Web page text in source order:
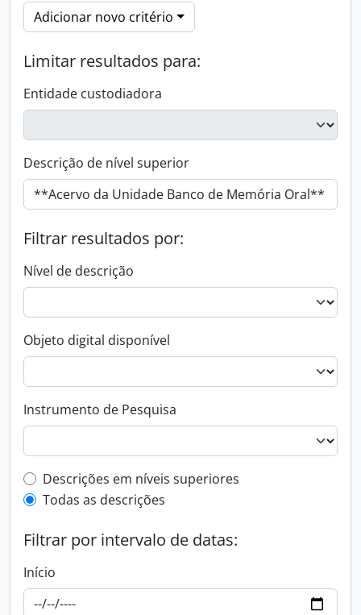
Adicionar novo critério
Limitar resultados para:
Entidade custodiadora
Descrição de nível superior
Filtrar resultados por:
Nível de descrição
Objeto digital disponível
Instrumento de Pesquisa
Filtro de descrição de nível superior
Descrições em níveis superiores
Todas as descrições
Filtrar por intervalo de datas:
Início